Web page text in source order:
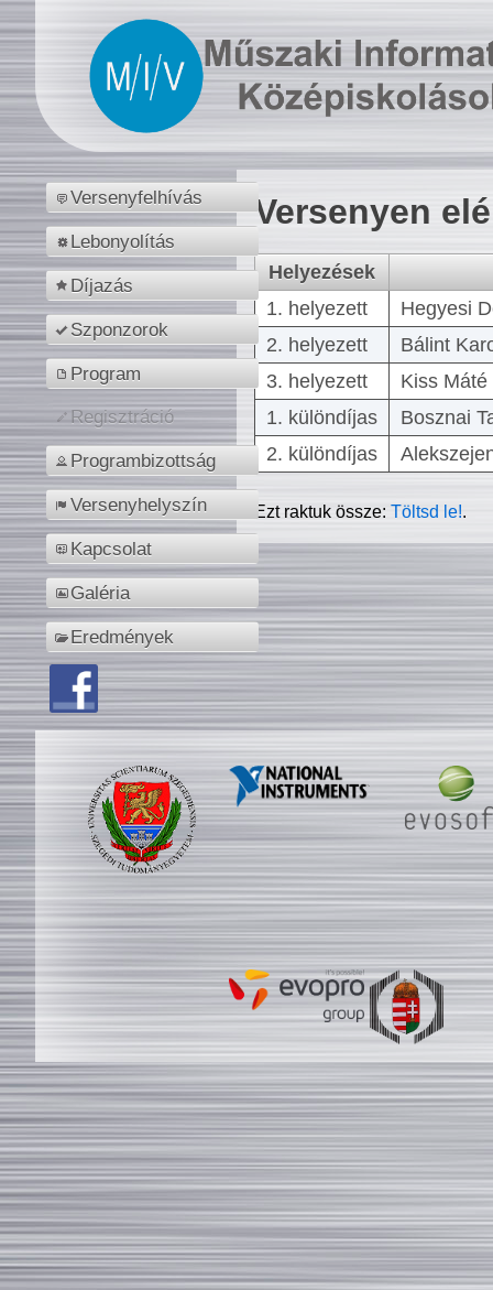
Versenyfelhívás
Lebonyolítás
Díjazás
Szponzorok
Program
Regisztráció
Programbizottság
Versenyhelyszín
Kapcsolat
Galéria
Eredmények
Versenyen
Helyezések
1. helyezett
Hegyesi
2. helyezett
Bálint
3. helyezett
Kiss
1. különdíjas
Bosznai
2. különdíjas
Ezt raktuk össze:Töltsd le!.